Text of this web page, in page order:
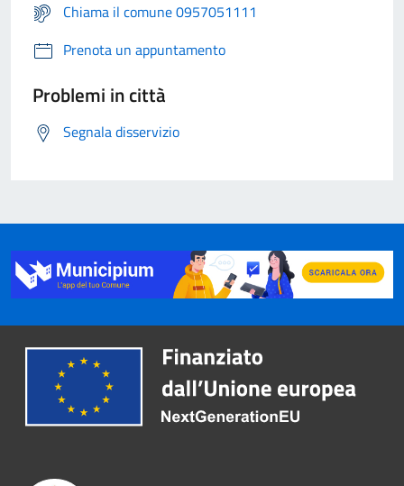
Chiama il comune 0957051111
Prenota un appuntamento
Problemi in città
Segnala disservizio